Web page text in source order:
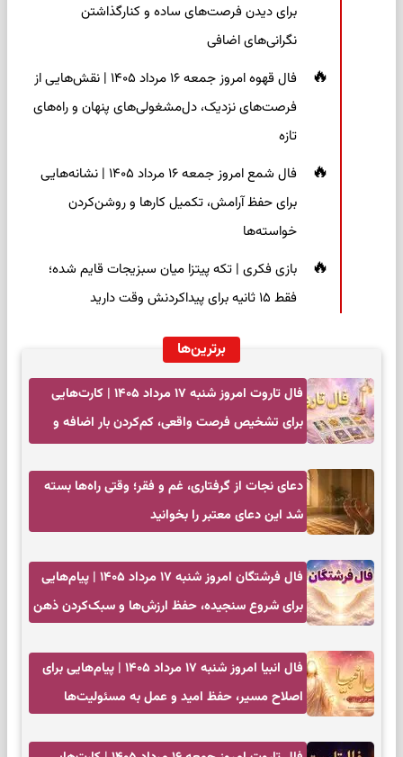
برای دیدن فرصت‌های ساده و کنارگذاشتن
نگرانی‌های اضافی
فال قهوه امروز جمعه ۱۶ مرداد ۱۴۰۵ | نقش‌هایی از
فرصت‌های نزدیک، دل‌مشغولی‌های پنهان و راه‌های
تازه
فال شمع امروز جمعه ۱۶ مرداد ۱۴۰۵ | نشانه‌هایی
برای حفظ آرامش، تکمیل کارها و روشن‌کردن
خواسته‌ها
بازی فکری | تکه پیتزا میان سبزیجات قایم شده؛
فقط ۱۵ ثانیه برای پیداکردنش وقت دارید
برترین‌ها
فال تاروت امروز شنبه ۱۷ مرداد ۱۴۰۵ | کارت‌هایی
برای تشخیص فرصت واقعی، کم‌کردن بار اضافه و
دعای نجات از گرفتاری، غم و فقر؛ وقتی راه‌ها بسته
شد این دعای معتبر را بخوانید
فال فرشتگان امروز شنبه ۱۷ مرداد ۱۴۰۵ | پیام‌هایی
برای شروع سنجیده، حفظ ارزش‌ها و سبک‌کردن ذهن
فال انبیا امروز شنبه ۱۷ مرداد ۱۴۰۵ | پیام‌هایی برای
اصلاح مسیر، حفظ امید و عمل به مسئولیت‌ها